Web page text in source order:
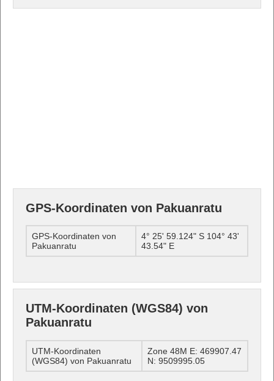
GPS-Koordinaten von Pakuanratu
GPS-Koordinaten von
Pakuanratu
4° 25' 59.124" S 104° 43'
43.54" E
UTM-Koordinaten (WGS84) von
Pakuanratu
UTM-Koordinaten
(WGS84) von Pakuanratu
Zone 48M E: 469907.47
N: 9509995.05